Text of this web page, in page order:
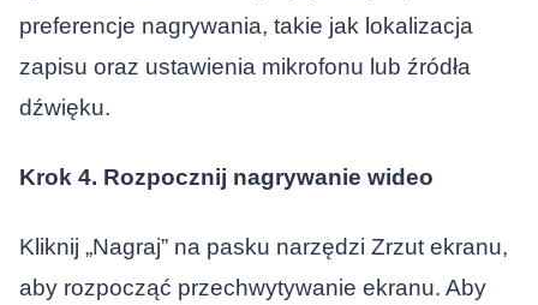
preferencje nagrywania, takie jak lokalizacja
zapisu oraz ustawienia mikrofonu lub źródła
dźwięku.
Krok 4. Rozpocznij nagrywanie wideo
Kliknij „Nagraj” na pasku narzędzi Zrzut ekranu,
aby rozpocząć przechwytywanie ekranu. Aby